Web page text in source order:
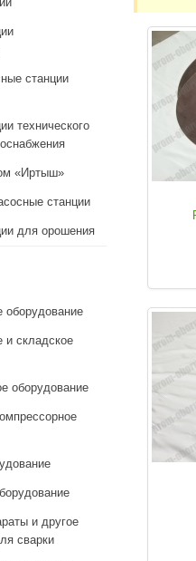
станции
технического
«Иртыш»
станции
для орошения
оборудование
и складское
оборудование
и другое
сварки